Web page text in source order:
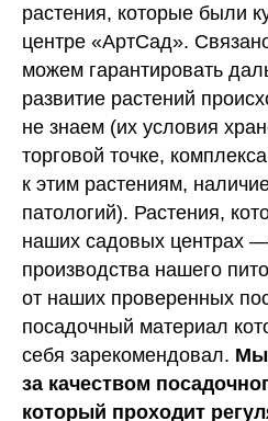
растения, которые были
центре «АртСад».
можем гарантировать
развитие растений
не знаем (их условия
торговой точке,
к этим растениям,
патологий). Растения,
наших садовых центрах —
производства нашего
от наших проверенных
посадочный материал
себя зарекомендовал. Мы
за качеством
который проходит